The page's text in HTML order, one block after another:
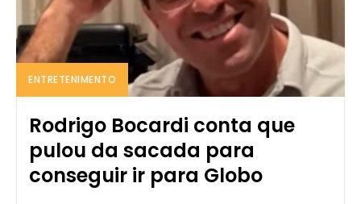
ENTRETENIMENTO
Rodrigo Bocardi conta que
pulou da sacada para
conseguir ir para Globo